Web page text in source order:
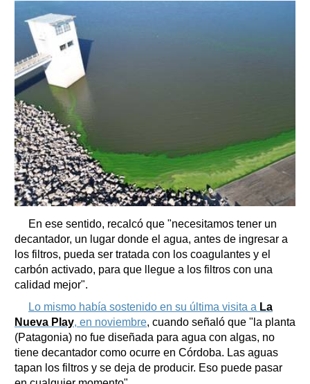
En ese sentido, recalcó que "necesitamos tener un
decantador, un lugar donde el agua, antes de ingresar a
los filtros, pueda ser tratada con los coagulantes y el
carbón activado, para que llegue a los filtros con una
calidad mejor".
Lo mismo había sostenido en su última visita a La
Nueva Play, en noviembre, cuando señaló que "la planta
(Patagonia) no fue diseñada para agua con algas, no
tiene decantador como ocurre en Córdoba. Las aguas
tapan los filtros y se deja de producir. Eso puede pasar